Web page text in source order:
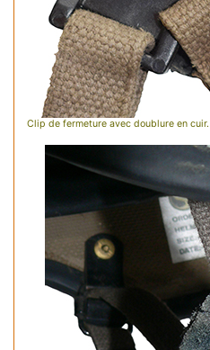
Clip de fermeture avec doublure en cuir.